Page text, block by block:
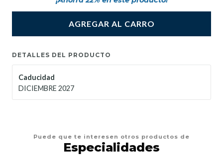
AGREGAR AL CARRO
DETALLES DEL PRODUCTO
Caducidad
DICIEMBRE 2027
Puede que te interesen otros productos de
Especialidades